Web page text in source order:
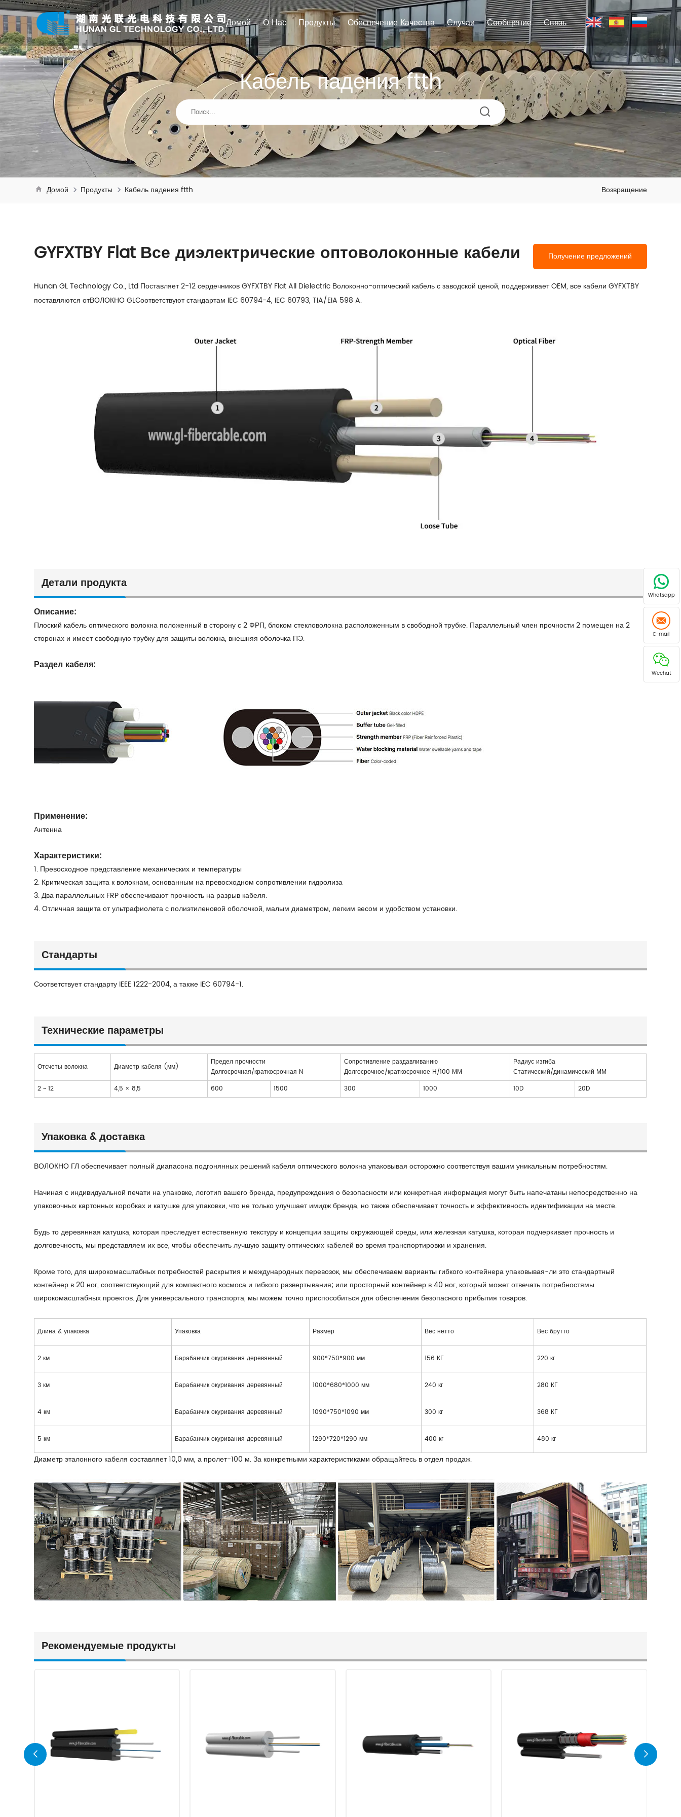
Домой О Нас Продукты Обеспечение Качества Случаи Сообщение Связь
Кабель падения ftth
Возвращение
Домой Продукты Кабель падения ftth
GYFXTBY Flat Все диэлектрические оптоволоконные кабели Получение предложений
Hunan GL Technology Co., Ltd Поставляет 2-12 сердечников GYFXTBY Flat All Dielectric Волоконно-оптический кабель с заводской ценой, поддерживает OEM, все кабели GYFXTBY
поставляются отВОЛОКНО GLСоответствуют стандартам IEC 60794-4, IEC 60793, TIA/EIA 598 A.
Детали продукта
Описание:
Плоский кабель оптического волокна положенный в сторону с 2 ФРП, блоком стекловолокна расположенным в свободной трубке. Параллельный член прочности 2 помещен на 2
сторонах и имеет свободную трубку для защиты волокна, внешняя оболочка ПЭ.
Раздел кабеля:
Применение:
Антенна
Характеристики:
1. Превосходное представление механических и температуры
2. Критическая защита к волокнам, основанным на превосходном сопротивлении гидролиза
3. Два параллельных FRP обеспечивают прочность на разрыв кабеля.
4. Отличная защита от ультрафиолета с полиэтиленовой оболочкой, малым диаметром, легким весом и удобством установки.
Стандарты
Соответствует стандарту IEEE 1222-2004, а также IEC 60794-1.
Технические параметры
Отсчеты волокна Диаметр кабеля (мм)
Предел прочности
Долгосрочная/краткосрочная N
Сопротивление раздавливанию
Долгосрочное/краткосрочное Н/100 ММ
Радиус изгиба
Статический/динамический ММ
2 ~ 12
4,5 × 8,5 600 1500 300 1000 10D 20D
Упаковка & доставка
ВОЛОКНО ГЛ обеспечивает полный диапасона подгонянных решений кабеля оптического волокна упаковывая осторожно соответствуя вашим уникальным потребностям.
Начиная с индивидуальной печати на упаковке, логотип вашего бренда, предупреждения о безопасности или конкретная информация могут быть напечатаны непосредственно на
упаковочных картонных коробках и катушке для упаковки, что не только улучшает имидж бренда, но также обеспечивает точность и эффективность идентификации на месте.
Будь то деревянная катушка, которая преследует естественную текстуру и концепции защиты окружающей среды, или железная катушка, которая подчеркивает прочность и
долговечность, мы представляем их все, чтобы обеспечить лучшую защиту оптических кабелей во время транспортировки и хранения.
Кроме того, для широкомасштабных потребностей раскрытия и международных перевозок, мы обеспечиваем варианты гибкого контейнера упаковывая-ли это стандартный
контейнер в 20 ног, соответствующий для компактного космоса и гибкого развертывания; или просторный контейнер в 40 ног, который может отвечать потребностямы
широкомасштабных проектов. Для универсального транспорта, мы можем точно приспособиться для обеспечения безопасного прибытия товаров.
Длина & упаковка Упаковка Размер Вес нетто Вес брутто
2 км Барабанчик окуривания деревянный 900*750*900 мм 156 КГ 220 кг
3 км Барабанчик окуривания деревянный 1000*680*1000 мм 240 кг 280 КГ
4 км Барабанчик окуривания деревянный 1090*750*1090 мм 300 кг 368 КГ
5 км Барабанчик окуривания деревянный 1290*720*1290 мм 400 кг 480 кг
Диаметр эталонного кабеля составляет 10,0 мм, а пролет-100 м. За конкретными характеристиками обращайтесь в отдел продаж.
Рекомендуемые продукты
Whatsapp
E-mail
Wechat